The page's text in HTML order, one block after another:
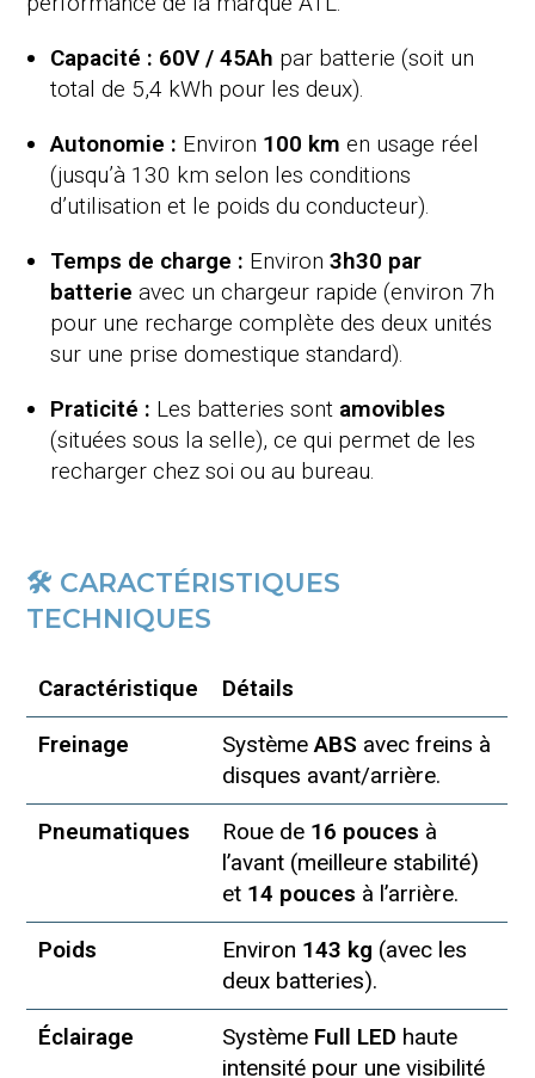
Capacité : 60V / 45Ah par batterie (soit un
total de 5,4 kWh pour les deux).
Autonomie : Environ 100 km en usage réel
(jusqu’à 130 km selon les conditions
d’utilisation et le poids du conducteur).
Temps de charge : Environ3h30 par
batterie avec un chargeur rapide (environ 7h
pour une recharge complète des deux unités
sur une prise domestique standard).
Praticité : Les batteries sont amovibles
(situées sous la selle), ce qui permet de les
recharger chez soi ou au bureau.
🛠️ CARACTÉRISTIQUES
TECHNIQUES
Caractéristique Détails
Freinage SystèmeABS avec freins à
disques avant/arrière.
Pneumatiques Roue de 16 pouces à
l’avant (meilleure stabilité)
et 14 pouces à l’arrière.
Poids Environ 143 kg (avec les
deux batteries).
Éclairage Système Full LED haute
intensité pour une visibilité